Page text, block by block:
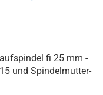
fi 25 mm -
und Spindelmutter-